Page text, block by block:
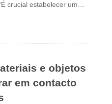
crucial estabelecer um…
e objetos
em contacto